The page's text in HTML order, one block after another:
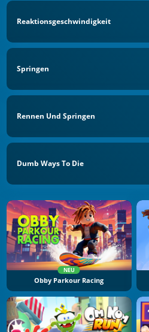
Reaktionsgeschwindigkeit
Springen
Rennen Und Springen
Dumb Ways To Die
NEU
Obby Parkour Racing